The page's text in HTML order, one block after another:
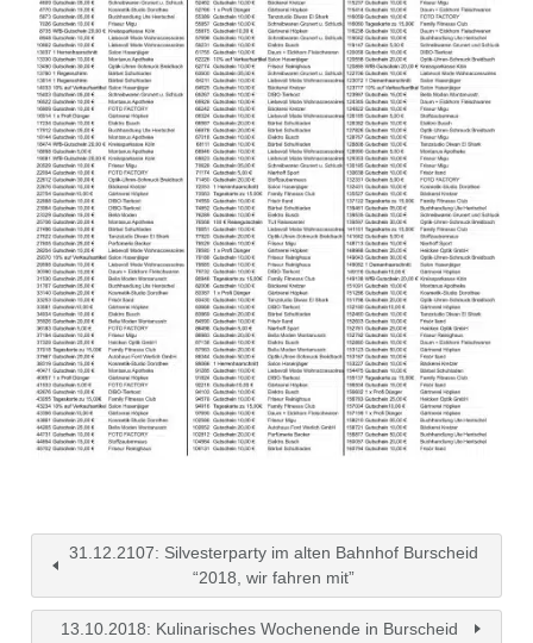
31.12.2107: Silvesterparty im alten Bahnhof Burscheid
“2018, wir fahren mit”
13.10.2018: Kulinarisches Wochenende in Burscheid